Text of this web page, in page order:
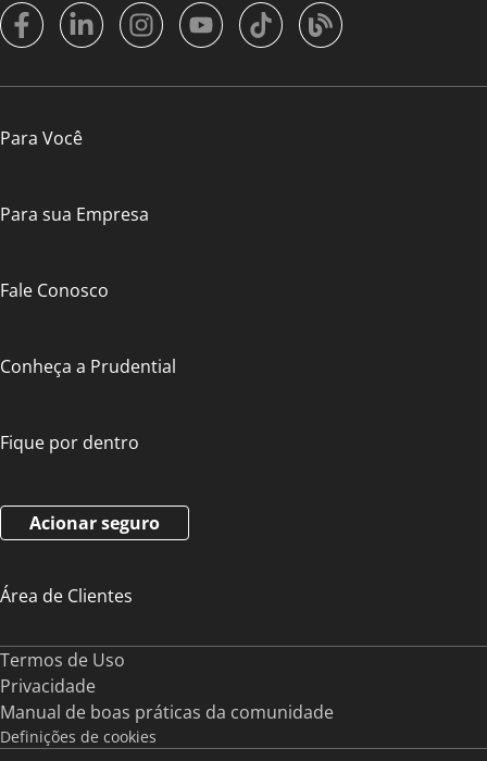
Para Você
Para sua Empresa
Fale Conosco
Conheça a Prudential
Fique por dentro
Acionar seguro
Área de Clientes
Termos de Uso
Privacidade
Manual de boas práticas da comunidade
Definições de cookies